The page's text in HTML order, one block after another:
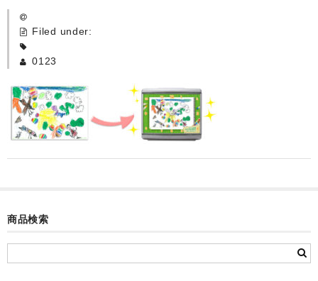
卒園記念品
カード付フォトフレームクロック(集合)
目覚まし時計(集合＋個別)
目覚まし時計(個別)
Filed under:
0123
商品検索